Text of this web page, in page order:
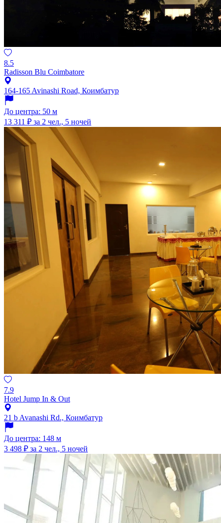
8.5
Radisson Blu Coimbatore
164-165 Avinashi Road, Коимбатур
До центра: 50 м
13 311 ₽ за 2 чел., 5 ночей
7.9
Hotel Jump In & Out
21 b Avanashi Rd., Коимбатур
До центра: 148 м
3 498 ₽ за 2 чел., 5 ночей